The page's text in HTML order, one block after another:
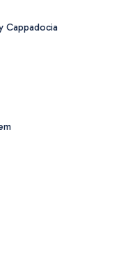
Cappadocia